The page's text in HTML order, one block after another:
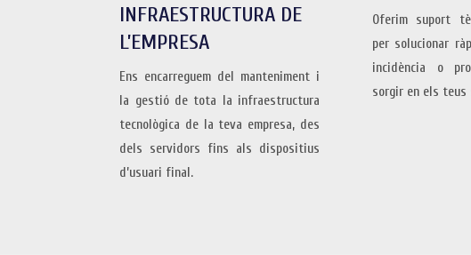
INFRAESTRUCTURA DE
L’EMPRESA
Ens encarreguem del manteniment i
la gestió de tota la infraestructura
tecnològica de la teva empresa, des
dels servidors fins als dispositius
d’usuari final.
Oferim suport
per solucionar
incidència o
sorgir en els teus